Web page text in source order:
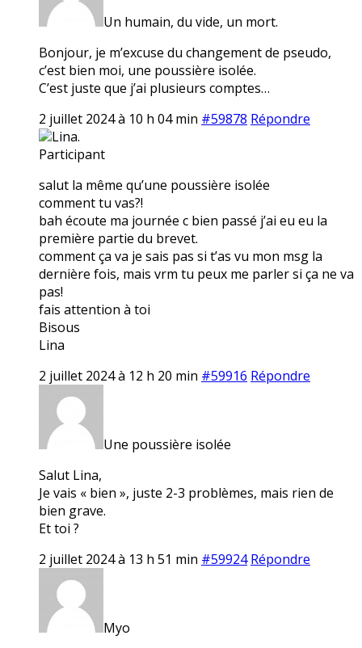
Un humain, du vide, un mort.
Bonjour, je m’excuse du changement de pseudo,
c’est bien moi, une poussière isolée.
C’est juste que j’ai plusieurs comptes…
2 juillet 2024 à 10 h 04 min #59878 Répondre
Lina.
Participant
salut la même qu’une poussière isolée
comment tu vas?!
bah écoute ma journée c bien passé j’ai eu eu la
première partie du brevet.
comment ça va je sais pas si t’as vu mon msg la
dernière fois, mais vrm tu peux me parler si ça ne va
pas!
fais attention à toi
Bisous
Lina
2 juillet 2024 à 12 h 20 min #59916 Répondre
Une poussière isolée
Salut Lina,
Je vais « bien », juste 2-3 problèmes, mais rien de
bien grave.
Et toi ?
2 juillet 2024 à 13 h 51 min #59924 Répondre
Myo